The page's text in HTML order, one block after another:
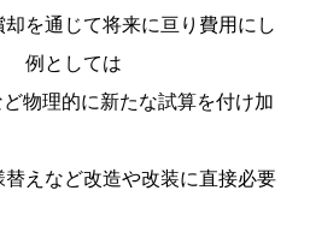
を通じて将来に亘り費用にし
例としては
物理的に新たな試算を付け加
えなど改造や改装に直接必要